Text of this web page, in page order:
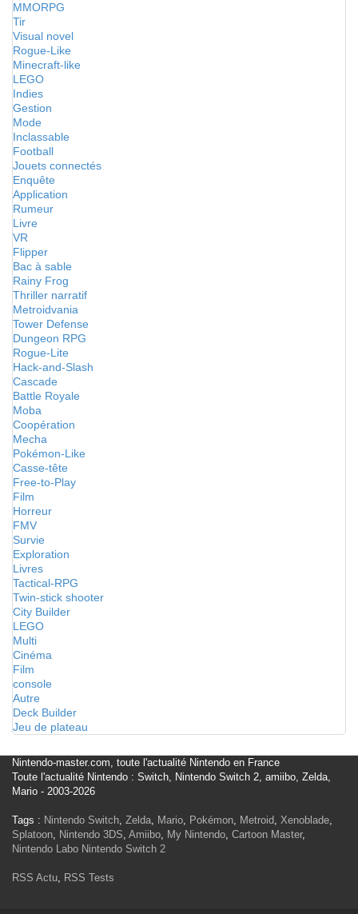
MMORPG
Tir
Visual novel
Rogue-Like
Minecraft-like
LEGO
Indies
Gestion
Mode
Inclassable
Football
Jouets connectés
Enquête
Application
Rumeur
Livre
VR
Flipper
Bac à sable
Rainy Frog
Thriller narratif
Metroidvania
Tower Defense
Dungeon RPG
Rogue-Lite
Hack-and-Slash
Cascade
Battle Royale
Moba
Coopération
Mecha
Pokémon-Like
Casse-tête
Free-to-Play
Film
Horreur
FMV
Survie
Exploration
Livres
Tactical-RPG
Twin-stick shooter
City Builder
LEGO
Multi
Cinéma
Film
console
Autre
Deck Builder
Jeu de plateau
Nintendo-master.com, toute l'actualité Nintendo en France
Toute l'actualité Nintendo : Switch, Nintendo Switch 2, amiibo, Zelda,
Mario - 2003-2026
Tags : Nintendo Switch, Zelda, Mario, Pokémon, Metroid, Xenoblade,
Splatoon, Nintendo 3DS, Amiibo, My Nintendo, Cartoon Master,
Nintendo Labo Nintendo Switch 2
RSS Actu, RSS Tests